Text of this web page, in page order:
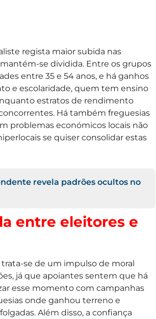
regista maior subida nas
se dividida. Entre os grupos
entre 35 e 54 anos, e há ganhos
e escolaridade, quem tem ensino
estratos de rendimento
Há também freguesias
problemas económicos locais não
se quiser consolidar estas
revela padrões ocultos no
entre eleitores e
trata-se de um impulso de moral
já que apoiantes sentem que há
esse momento com campanhas
onde ganhou terreno e
Além disso, a confiança